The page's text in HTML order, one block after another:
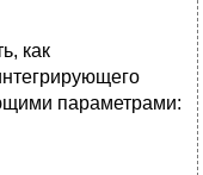
как
параметрами: